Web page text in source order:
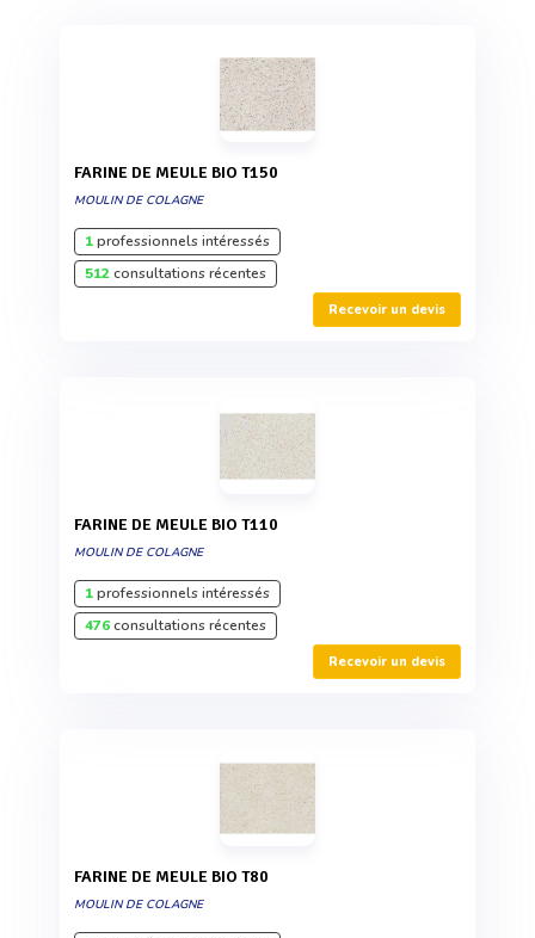
FARINE DE MEULE BIO T150
MOULIN DE COLAGNE
1professionnels intéressés
512consultations récentes
Recevoir un devis
FARINE DE MEULE BIO T110
MOULIN DE COLAGNE
1professionnels intéressés
476consultations récentes
Recevoir un devis
FARINE DE MEULE BIO T80
MOULIN DE COLAGNE